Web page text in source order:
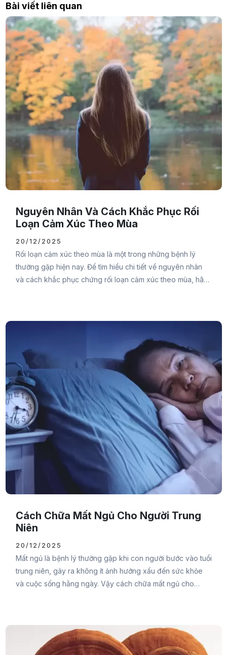
Bài viết liên quan
Nguyên Nhân Và Cách Khắc Phục Rối
Loạn Cảm Xúc Theo Mùa
20/12/2025
Rối loạn cảm xúc theo mùa là một trong những bệnh lý
thường gặp hiện nay. Để tìm hiểu chi tiết về nguyên nhân
và cách khắc phục chứng rối loạn cảm xúc theo mùa, hãy
Cách Chữa Mất Ngủ Cho Người Trung
Niên
20/12/2025
Mất ngủ là bệnh lý thường gặp khi con người bước vào tuổi
trung niên, gây ra không ít ảnh hưởng xấu đến sức khỏe
và cuộc sống hằng ngày. Vậy cách chữa mất ngủ cho